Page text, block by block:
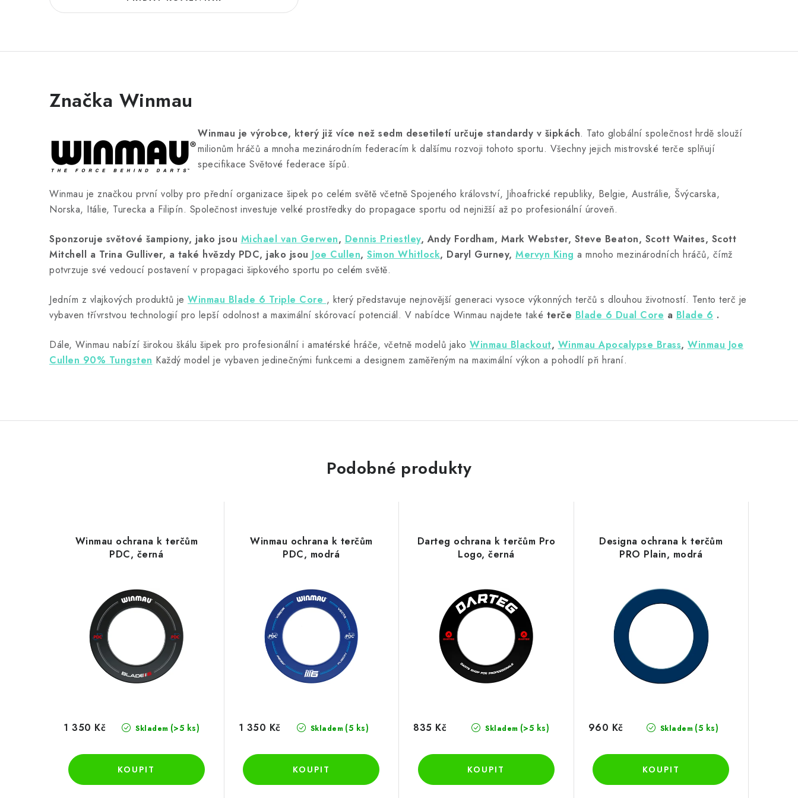
Značka Winmau
Winmau je výrobce, který již více než sedm desetiletí určuje standardy v šipkách. Tato globální společnost hrdě slouží
milionům hráčů a mnoha mezinárodním federacím k dalšímu rozvoji tohoto sportu. Všechny jejich mistrovské terče splňují
specifikace Světové federace šípů.
Winmau je značkou první volby pro přední organizace šipek po celém světě včetně Spojeného království, Jihoafrické republiky, Belgie, Austrálie, Švýcarska,
Norska, Itálie, Turecka a Filipín. Společnost investuje velké prostředky do propagace sportu od nejnižší až po profesionální úroveň.
Sponzoruje světové šampiony, jako jsou Michael van Gerwen, Dennis Priestley, Andy Fordham, Mark Webster, Steve Beaton, Scott Waites, Scott
Mitchell a Trina Gulliver, a také hvězdy PDC, jako jsou Joe Cullen, Simon Whitlock, Daryl Gurney, Mervyn King a mnoho mezinárodních hráčů, čímž
potvrzuje své vedoucí postavení v propagaci šipkového sportu po celém světě.
Jedním z vlajkových produktů je Winmau Blade 6 Triple Core , který představuje nejnovější generaci vysoce výkonných terčů s dlouhou životností. Tento terč je
vybaven třívrstvou technologií pro lepší odolnost a maximální skórovací potenciál. V nabídce Winmau najdete také terče Blade 6 Dual Core a Blade 6 .
Dále, Winmau nabízí širokou škálu šipek pro profesionální i amatérské hráče, včetně modelů jako Winmau Blackout, Winmau Apocalypse Brass, Winmau Joe
Cullen 90% Tungsten Každý model je vybaven jedinečnými funkcemi a designem zaměřeným na maximální výkon a pohodlí při hraní​.
Podobné produkty
Winmau ochrana k terčům
PDC, černá
Skladem (>5 ks)
1 350 Kč
Winmau ochrana k terčům
PDC, modrá
Skladem (5 ks)
1 350 Kč
Darteg ochrana k terčům Pro
Logo, černá
Skladem (>5 ks)
835 Kč
Designa ochrana k terčům
PRO Plain, modrá
Skladem (5 ks)
960 Kč